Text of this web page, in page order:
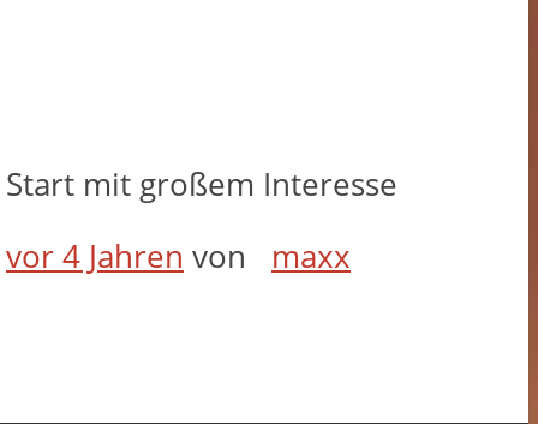
mit großem Interesse
vor 4 Jahren von maxx